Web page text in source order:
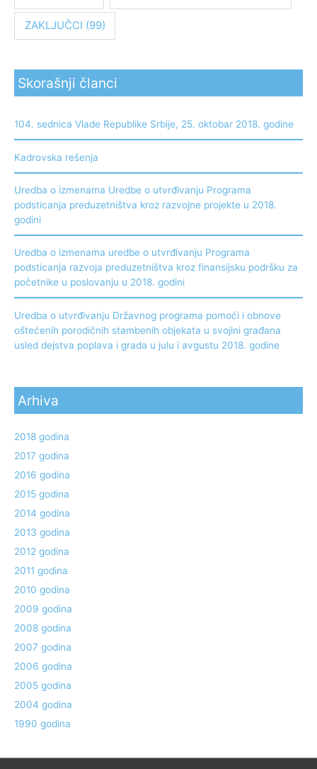
ZAKLJUČCI (99)
Skorašnji članci
104. sednica Vlade Republike Srbije, 25. oktobar 2018. godine
Kadrovska rešenja
Uredba o izmenama Uredbe o utvrđivanju Programa
podsticanja preduzetništva kroz razvojne projekte u 2018.
godini
Uredba o izmenama uredbe o utvrđivanju Programa
podsticanja razvoja preduzetništva kroz finansijsku podršku za
početnike u poslovanju u 2018. godini
Uredba o utvrđivanju Državnog programa pomoći i obnove
oštećenih porodičnih stambenih objekata u svojini građana
usled dejstva poplava i grada u julu i avgustu 2018. godine
Arhiva
2018 godina
2017 godina
2016 godina
2015 godina
2014 godina
2013 godina
2012 godina
2011 godina
2010 godina
2009 godina
2008 godina
2007 godina
2006 godina
2005 godina
2004 godina
1990 godina